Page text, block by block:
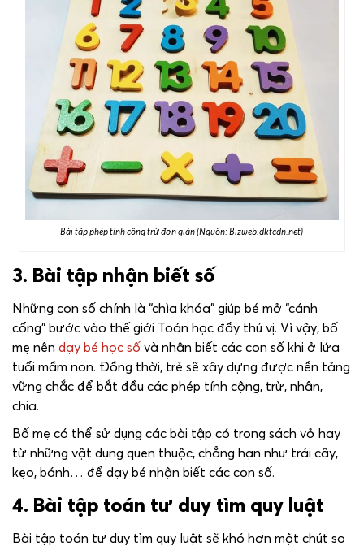
Bài tập phép tính cộng trừ đơn giản (Nguồn: Bizweb.dktcdn.net)
3. Bài tập nhận biết số
Những con số chính là “chìa khóa” giúp bé mở “cánh
cổng” bước vào thế giới Toán học đầy thú vị. Vì vậy, bố
mẹ nên dạy bé học số và nhận biết các con số khi ở lứa
tuổi mầm non. Đồng thời, trẻ sẽ xây dựng được nền tảng
vững chắc để bắt đầu các phép tính cộng, trừ, nhân,
chia.
Bố mẹ có thể sử dụng các bài tập có trong sách vở hay
từ những vật dụng quen thuộc, chẳng hạn như trái cây,
kẹo, bánh… để dạy bé nhận biết các con số.
4. Bài tập toán tư duy tìm quy luật
Bài tập toán tư duy tìm quy luật sẽ khó hơn một chút so